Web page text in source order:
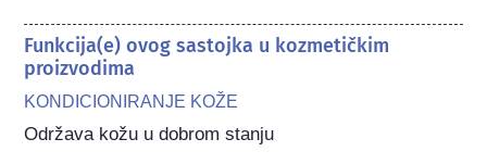
Funkcija(e) ovog sastojka u kozmetičkim
proizvodima
KONDICIONIRANJE KOŽE
Održava kožu u dobrom stanju